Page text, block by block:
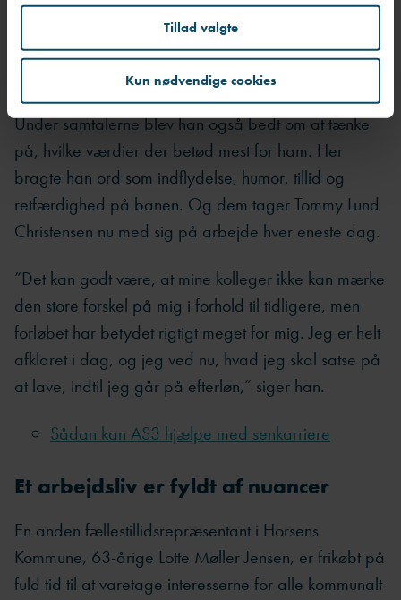
Tillad valgte
Kun nødvendige cookies
Men da jeg afsluttede forløbet, var jeg helt sikker i
min sag; jeg var altså havnet på den rette hylde med
den stilling, jeg har,” siger han.
Under samtalerne blev han også bedt om at tænke
på, hvilke værdier der betød mest for ham. Her
bragte han ord som indflydelse, humor, tillid og
retfærdighed på banen. Og dem tager Tommy Lund
Christensen nu med sig på arbejde hver eneste dag.
”Det kan godt være, at mine kolleger ikke kan mærke
den store forskel på mig i forhold til tidligere, men
forløbet har betydet rigtigt meget for mig. Jeg er helt
afklaret i dag, og jeg ved nu, hvad jeg skal satse på
at lave, indtil jeg går på efterløn,” siger han.
Sådan kan AS3 hjælpe med senkarriere
Et arbejdsliv er fyldt af nuancer
En anden fællestillidsrepræsentant i Horsens
Kommune, 63-årige Lotte Møller Jensen, er frikøbt på
fuld tid til at varetage interesserne for alle kommunalt